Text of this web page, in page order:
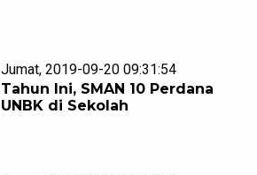
Jumat, 2019-09-20 09:31:54
Tahun Ini, SMAN 10 Perdana
UNBK di Sekolah